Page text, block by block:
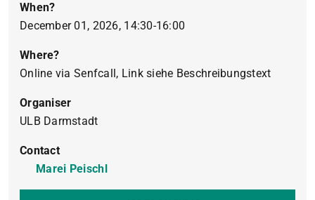
When?
December 01, 2026, 14:30-16:00
Where?
Online via Senfcall, Link siehe Beschreibungstext
Organiser
ULB Darmstadt
Contact
Marei Peischl